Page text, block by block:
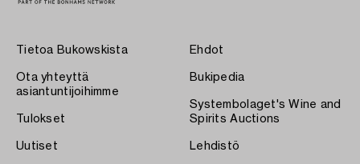
Tietoa Bukowskista
Ota yhteyttä
asiantuntijoihimme
Tulokset
Uutiset
Ehdot
Bukipedia
Systembolaget's Wine and
Spirits Auctions
Lehdistö